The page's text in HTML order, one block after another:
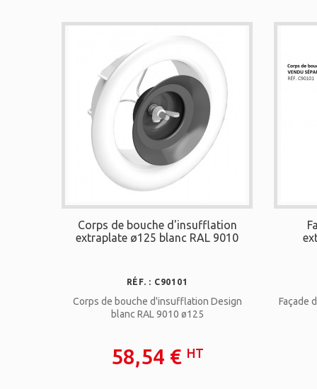
Corps de bouche d'insufflation
extraplate ø125 blanc RAL 9010
RÉF. : C90101
Corps de bouche d'insufflation Design
blanc RAL 9010 ø125
58,54 € HT
Façade